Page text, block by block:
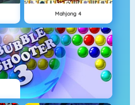
Mahjong 4